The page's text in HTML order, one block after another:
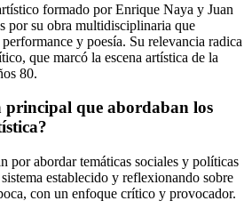
formado por Enrique Naya y Juan
por su obra multidisciplinaria que
y poesía. Su relevancia radica
que marcó la escena artística de la
80.
principal que abordaban los
por abordar temáticas sociales y políticas
establecido y reflexionando sobre
con un enfoque crítico y provocador.